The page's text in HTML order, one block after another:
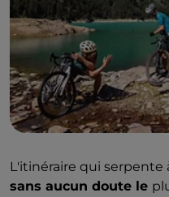
L'itinéraire qui serpente
sans aucun doute le